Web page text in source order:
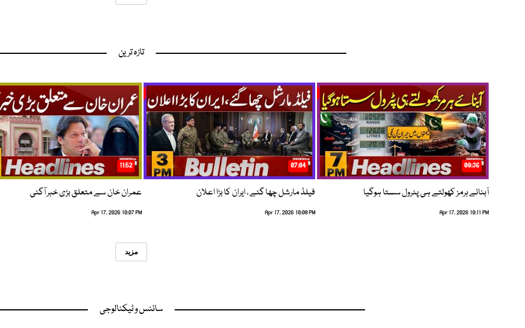
تازہ ترین
08:36
آبنائے ہرمز کھولتے ہی پٹرول سستا ہوگیا
Apr 17, 2026 10:11 PM
07:04
فیلڈ مارشل چھا گئے ، ایران کا بڑا اعلان
Apr 17, 2026 10:08 PM
11:52
عمران خان سے متعلق بڑی خبر آگئی
Apr 17, 2026 10:07 PM
مزید
سائنس و ٹیکنالوجی